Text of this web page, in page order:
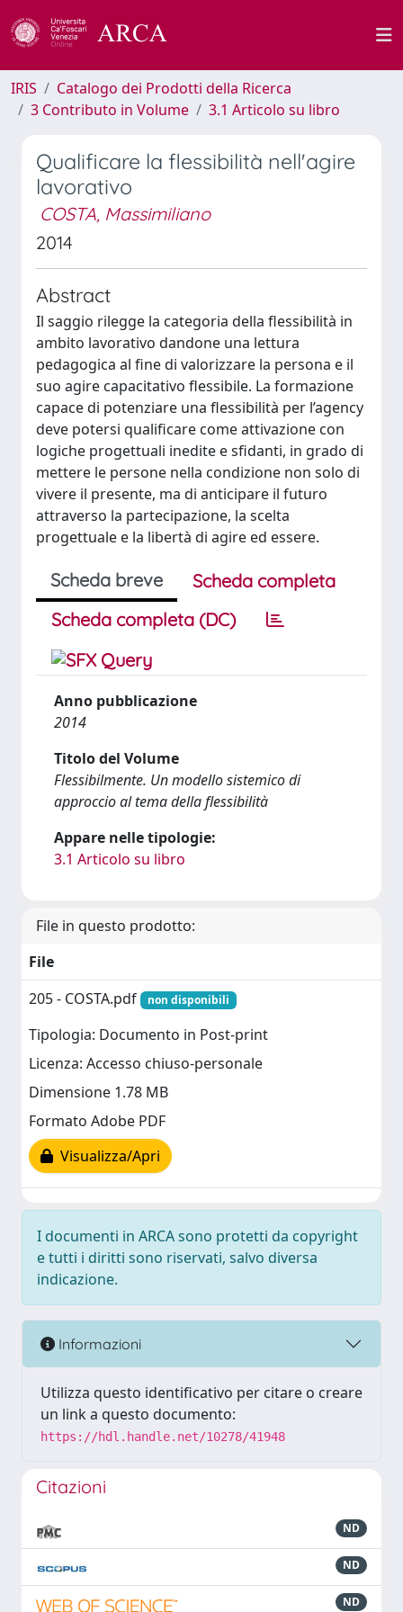
IRIS
Catalogo dei Prodotti della Ricerca
3 Contributo in Volume
3.1 Articolo su libro
Qualificare la flessibilità nell'agire
lavorativo
COSTA, Massimiliano
2014
Abstract
Il saggio rilegge la categoria della flessibilità in
ambito lavorativo dandone una lettura
pedagogica al fine di valorizzare la persona e il
suo agire capacitativo flessibile. La formazione
capace di potenziare una flessibilità per l’agency
deve potersi qualificare come attivazione con
logiche progettuali inedite e sfidanti, in grado di
mettere le persone nella condizione non solo di
vivere il presente, ma di anticipare il futuro
attraverso la partecipazione, la scelta
progettuale e la libertà di agire ed essere.
Scheda breve
Scheda completa
Scheda completa (DC)
Anno pubblicazione
2014
Titolo del Volume
Flessibilmente. Un modello sistemico di
approccio al tema della flessibilità
Appare nelle tipologie:
3.1 Articolo su libro
File in questo prodotto:
File
205 - COSTA.pdf
non disponibili
Tipologia: Documento in Post-print
Licenza: Accesso chiuso-personale
Dimensione 1.78 MB
Formato Adobe PDF
Visualizza/Apri
I documenti in ARCA sono protetti da copyright
e tutti i diritti sono riservati, salvo diversa
indicazione.
Informazioni
Utilizza questo identificativo per citare o creare
un link a questo documento:
https://hdl.handle.net/10278/41948
Citazioni
ND
ND
ND